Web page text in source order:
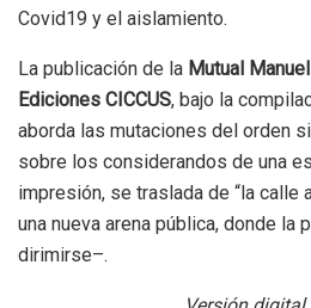
Covid19 y el aislamiento.
La publicación de la Mutual
Ediciones CICCUS, bajo la
aborda las mutaciones del orden
sobre los considerandos de una
impresión, se traslada de “la calle
una nueva arena pública, donde la
dirimirse–.